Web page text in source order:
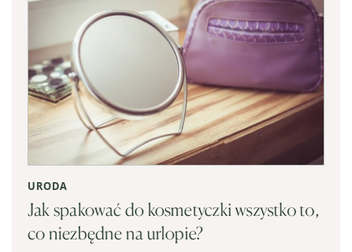
URODA
Jak spakować do kosmetyczki wszystko to,
co niezbędne na urlopie?